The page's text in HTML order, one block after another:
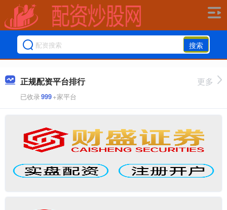
搜索
正规配资平台排行
已收录999+家平台
更多